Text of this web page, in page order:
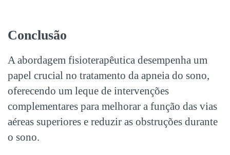
Conclusão
A abordagem fisioterapêutica desempenha um
papel crucial no tratamento da apneia do sono,
oferecendo um leque de intervenções
complementares para melhorar a função das vias
aéreas superiores e reduzir as obstruções durante
o sono.